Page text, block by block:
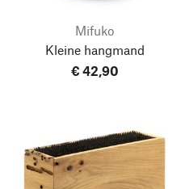
Mifuko
Kleine hangmand
€ 42,90